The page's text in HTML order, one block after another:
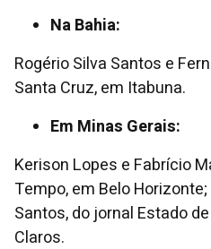
Na Bahia:
Rogério Silva Santos e
Santa Cruz, em Itabuna.
Em Minas Gerais:
Kerison Lopes e Fabrício
Tempo, em Belo
Santos, do jornal Estado
Claros.